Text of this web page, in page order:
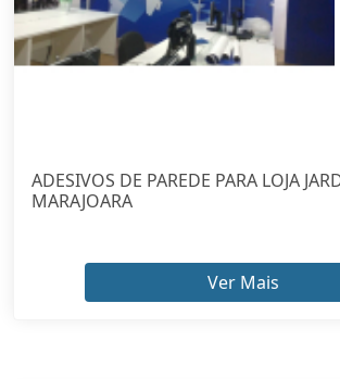
ADESIVOS DE PAREDE PARA LOJA
MARAJOARA
Ver Mais